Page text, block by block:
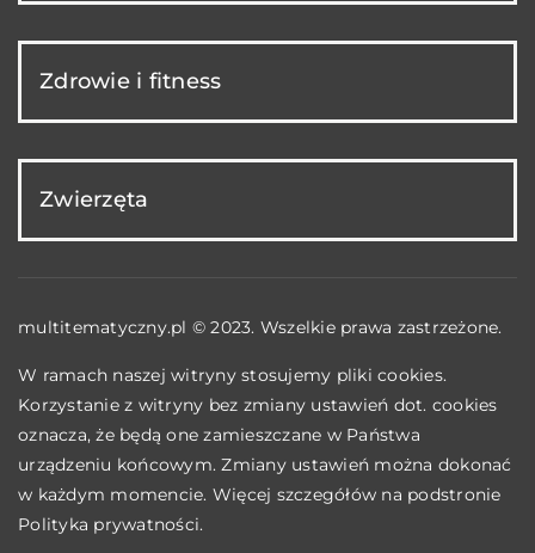
Zdrowie i fitness
Zwierzęta
multitematyczny.pl © 2023. Wszelkie prawa zastrzeżone.
W ramach naszej witryny stosujemy pliki cookies.
Korzystanie z witryny bez zmiany ustawień dot. cookies
oznacza, że będą one zamieszczane w Państwa
urządzeniu końcowym. Zmiany ustawień można dokonać
w każdym momencie. Więcej szczegółów na podstronie
Polityka prywatności.